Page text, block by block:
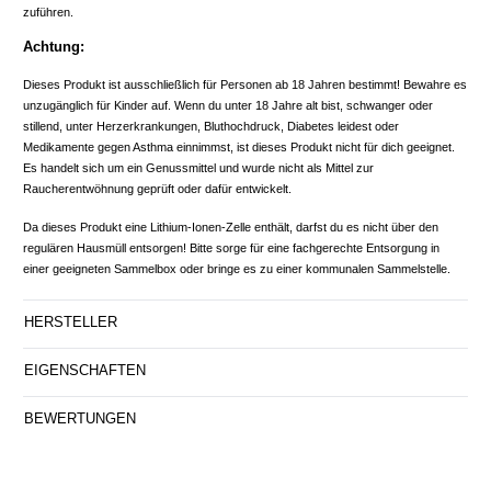
zuführen.
Achtung:
Dieses Produkt ist ausschließlich für Personen ab 18 Jahren bestimmt! Bewahre es
unzugänglich für Kinder auf. Wenn du unter 18 Jahre alt bist, schwanger oder
stillend, unter Herzerkrankungen, Bluthochdruck, Diabetes leidest oder
Medikamente gegen Asthma einnimmst, ist dieses Produkt nicht für dich geeignet.
Es handelt sich um ein Genussmittel und wurde nicht als Mittel zur
Raucherentwöhnung geprüft oder dafür entwickelt.
Da dieses Produkt eine Lithium-Ionen-Zelle enthält, darfst du es nicht über den
regulären Hausmüll entsorgen! Bitte sorge für eine fachgerechte Entsorgung in
einer geeigneten Sammelbox oder bringe es zu einer kommunalen Sammelstelle.
HERSTELLER
EIGENSCHAFTEN
BEWERTUNGEN